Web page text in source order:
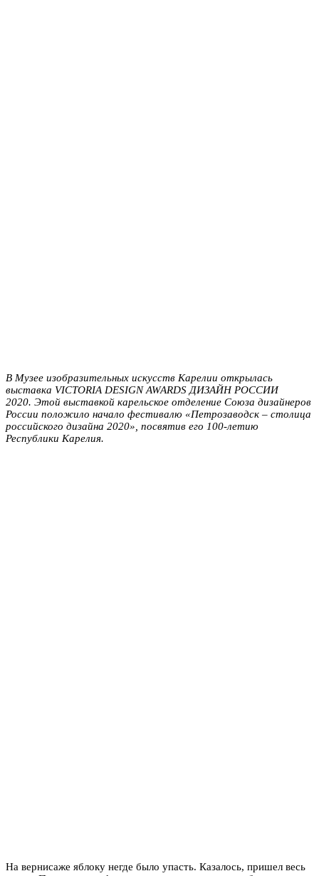
В Музее изобразительных искусств Карелии открылась
выставка VICTORIA DESIGN AWARDS ДИЗАЙН РОССИИ
2020. Этой выставкой карельское отделение Союза дизайнеров
России положило начало фестивалю «Петрозаводск – столица
российского дизайна 2020», посвятив его 100-летию
Республики Карелия.
На вернисаже яблоку негде было упасть. Казалось, пришел весь